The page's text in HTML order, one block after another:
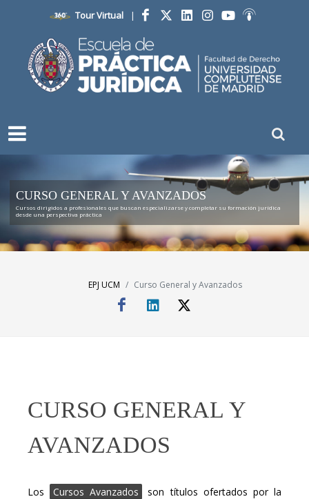
Tour Virtual |
Facebook
CURSO GENERAL Y AVANZADOS
Cursos dirigidos a profesionales que buscan especializarse y completar su formación jurídica
desde una perspectiva práctica
EPJ UCM Curso General y Avanzados
CURSO GENERAL Y
AVANZADOS
Los Cursos Avanzados
son títulos ofertados por la